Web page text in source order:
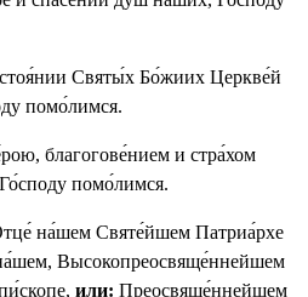
Святы́х Бо́жиих Церкве́й
помо́лимся.
благогове́нием и стра́хом
помо́лимся.
на́шем Святе́йшем Патриа́рхе
Высокопреосвяще́ннейшем
или: Преосвяще́ннейшем